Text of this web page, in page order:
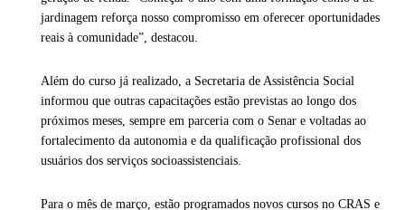
jardinagem reforça nosso compromisso em oferecer oportunidades
reais à comunidade”, destacou.
Além do curso já realizado, a Secretaria de Assistência Social
informou que outras capacitações estão previstas ao longo dos
próximos meses, sempre em parceria com o Senar e voltadas ao
fortalecimento da autonomia e da qualificação profissional dos
usuários dos serviços socioassistenciais.
Para o mês de março, estão programados novos cursos no CRAS e